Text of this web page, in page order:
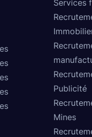
Services
Publicité
Mines